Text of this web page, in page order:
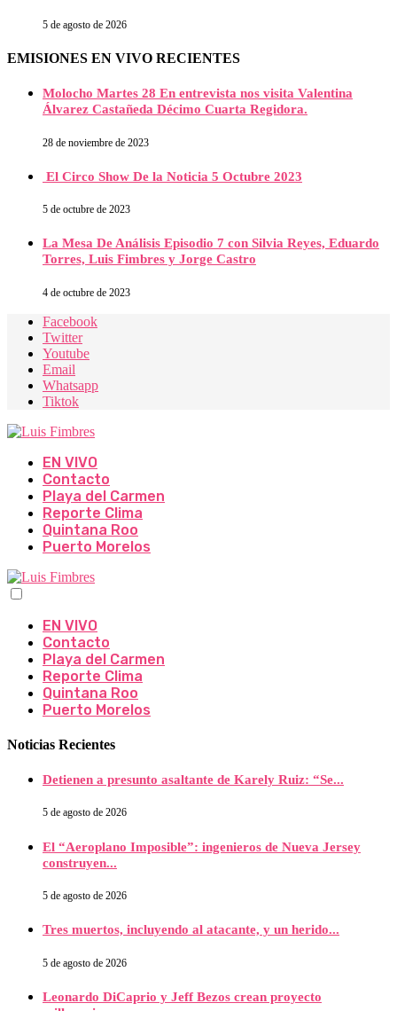
5 de agosto de 2026
EMISIONES EN VIVO RECIENTES
Molocho Martes 28 En entrevista nos visita Valentina
Álvarez Castañeda Décimo Cuarta Regidora.
28 de noviembre de 2023
El Circo Show De la Noticia 5 Octubre 2023
5 de octubre de 2023
La Mesa De Análisis Episodio 7 con Silvia Reyes, Eduardo
Torres, Luis Fimbres y Jorge Castro
4 de octubre de 2023
Facebook
Twitter
Youtube
Email
Whatsapp
Tiktok
EN VIVO
Contacto
Playa del Carmen
Reporte Clima
Quintana Roo
Puerto Morelos
EN VIVO
Contacto
Playa del Carmen
Reporte Clima
Quintana Roo
Puerto Morelos
Noticias Recientes
Detienen a presunto asaltante de Karely Ruiz: “Se...
5 de agosto de 2026
El “Aeroplano Imposible”: ingenieros de Nueva Jersey
construyen...
5 de agosto de 2026
Tres muertos, incluyendo al atacante, y un herido...
5 de agosto de 2026
Leonardo DiCaprio y Jeff Bezos crean proyecto